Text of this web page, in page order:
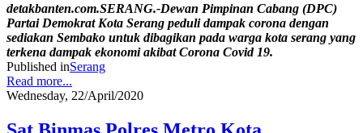
detakbanten.com.SERANG.-Dewan Pimpinan Cabang (DPC)
Partai Demokrat Kota Serang peduli dampak corona dengan
sediakan Sembako untuk dibagikan pada warga kota serang yang
terkena dampak ekonomi akibat Corona Covid 19.
Published inSerang
Read more...
Wednesday, 22/April/2020